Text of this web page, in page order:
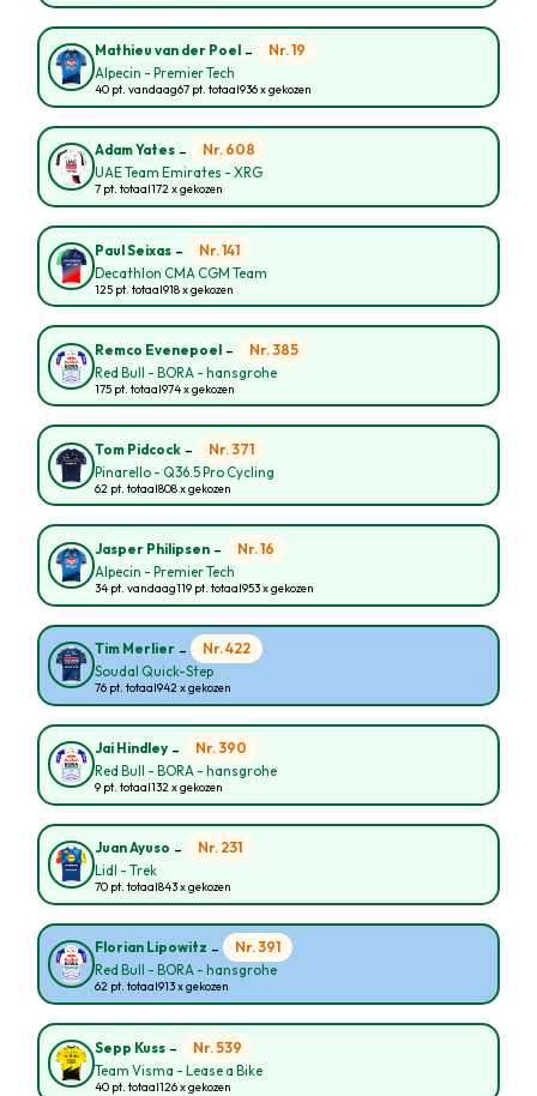
Mathieu van der Poel - Nr. 19
Alpecin - Premier Tech
40 pt. vandaag67 pt. totaal936 x gekozen
Adam Yates - Nr. 608
UAE Team Emirates - XRG
7 pt. totaal172 x gekozen
Paul Seixas - Nr. 141
Decathlon CMA CGM Team
125 pt. totaal918 x gekozen
Remco Evenepoel - Nr. 385
Red Bull - BORA - hansgrohe
175 pt. totaal974 x gekozen
Tom Pidcock - Nr. 371
Pinarello - Q36.5 Pro Cycling
62 pt. totaal808 x gekozen
Jasper Philipsen - Nr. 16
Alpecin - Premier Tech
34 pt. vandaag119 pt. totaal953 x gekozen
Tim Merlier - Nr. 422
Soudal Quick-Step
76 pt. totaal942 x gekozen
Jai Hindley - Nr. 390
Red Bull - BORA - hansgrohe
9 pt. totaal132 x gekozen
Juan Ayuso - Nr. 231
Lidl - Trek
70 pt. totaal843 x gekozen
Florian Lipowitz - Nr. 391
Red Bull - BORA - hansgrohe
62 pt. totaal913 x gekozen
Sepp Kuss - Nr. 539
Team Visma - Lease a Bike
40 pt. totaal126 x gekozen